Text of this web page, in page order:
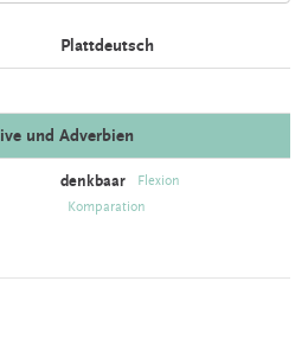
Plattdeutsch
und Adverbien
denkbaar
Flexion
Komparation